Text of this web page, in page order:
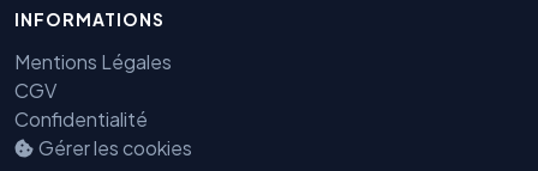
INFORMATIONS
Mentions Légales
CGV
Confidentialité
Gérer les cookiesBenjamin — Agent IA SEO &